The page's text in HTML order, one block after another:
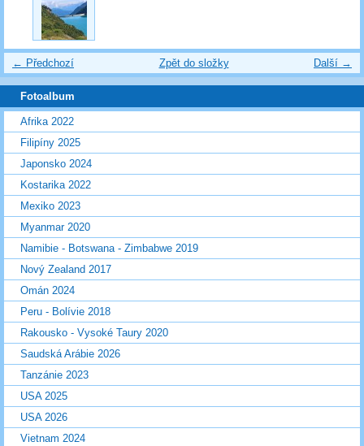
← Předchozí Další →
Zpět do složky
Fotoalbum
Afrika 2022
Filipíny 2025
Japonsko 2024
Kostarika 2022
Mexiko 2023
Myanmar 2020
Namibie - Botswana - Zimbabwe 2019
Nový Zealand 2017
Omán 2024
Peru - Bolívie 2018
Rakousko - Vysoké Taury 2020
Saudská Arábie 2026
Tanzánie 2023
USA 2025
USA 2026
Vietnam 2024